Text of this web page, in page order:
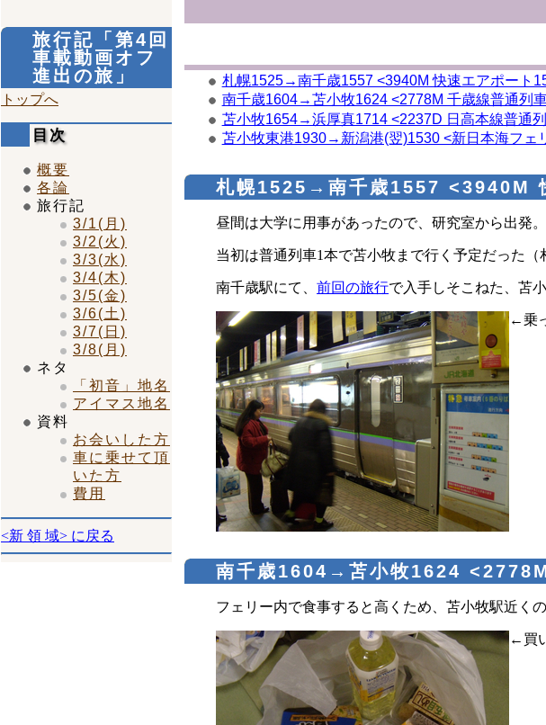
札幌1525→南千歳1557 <3940M 快速エアポート
南千歳1604→苫小牧1624 <2778M 千歳線普通列
苫小牧1654→浜厚真1714 <2237D 日高本線普通
苫小牧東港1930→新潟港(翌)1530 <新日本海フェ
札幌1525→南千歳1557 <3940M
昼間は大学に用事があったので、研究室から出発
当初は普通列車1本で苫小牧まで行く予定だった
南千歳駅にて、 前回の旅行で入手しそこねた、苫
←乗
南千歳1604→苫小牧1624
フェリー内で食事すると高くため、苫小牧駅近く
←買
旅行記「第4回
車載動画オフ
進出の旅」
トップへ
目次
概要
各論
旅行記
3/1(月)
3/2(火)
3/3(水)
3/4(木)
3/5(金)
3/6(土)
3/7(日)
3/8(月)
ネタ
「初音」地名
アイマス地名
資料
お会いした方
車に乗せて頂
いた方
費用
<新 領 域> に戻る